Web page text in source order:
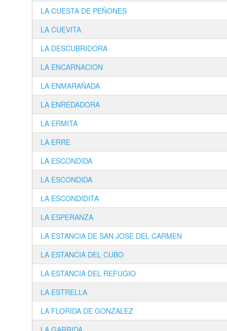
LA CUESTA DE PEÑONES
LA CUEVITA
LA DESCUBRIDORA
LA ENCARNACION
LA ENMARAÑADA
LA ENREDADORA
LA ERMITA
LA ERRE
LA ESCONDIDA
LA ESCONDIDA
LA ESCONDIDITA
LA ESPERANZA
LA ESTANCIA DE SAN JOSE DEL CARMEN
LA ESTANCIA DEL CUBO
LA ESTANCIA DEL REFUGIO
LA ESTRELLA
LA FLORIDA DE GONZALEZ